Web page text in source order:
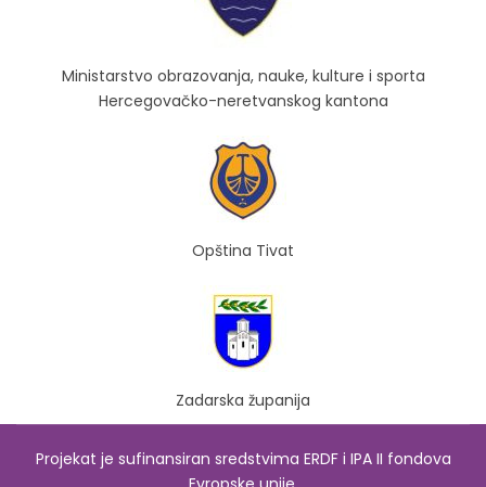
Ministarstvo obrazovanja, nauke, kulture i sporta
Hercegovačko-neretvanskog kantona
Opština Tivat
Zadarska županija
Projekat je sufinansiran sredstvima ERDF i IPA II fondova